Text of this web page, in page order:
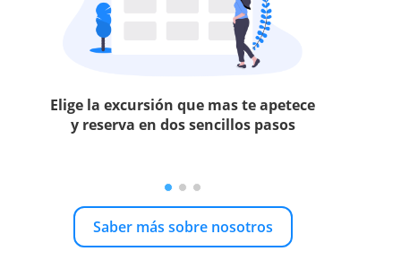
Elige la excursión que mas te apetece
y reserva en dos sencillos pasos
Saber más sobre nosotros